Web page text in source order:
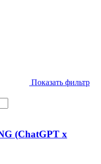
Показать фильтр
(ChatGPT x